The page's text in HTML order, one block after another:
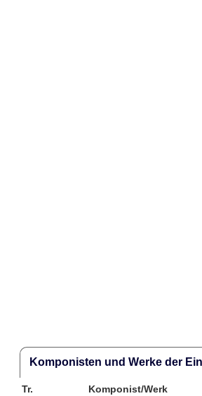
Komponisten und Werke der
Tr. Komponist/Werk